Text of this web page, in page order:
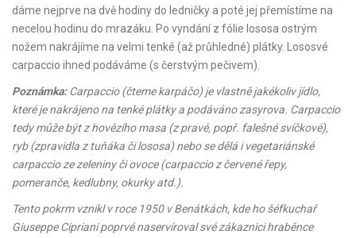
dáme nejprve na dvě hodiny do ledničky a poté jej přemístíme na
necelou hodinu do mrazáku. Po vyndání z fólie lososa ostrým
nožem nakrájíme na velmi tenké (až průhledné) plátky. Lososvé
carpaccio ihned podáváme (s čerstvým pečivem).
Poznámka:Carpaccio (čteme karpáčo) je vlastně jakékoliv jídlo,
které je nakrájeno na tenké plátky a podáváno zasyrova. Carpaccio
tedy může být z hovězího masa (z pravé, popř. falešné svíčkové),
ryb (zpravidla z tuňáka či lososa) nebo se dělá i vegetariánské
carpaccio ze zeleniny či ovoce (carpaccio z červené řepy,
pomeranče, kedlubny, okurky atd.).
Tento pokrm vznikl v roce 1950 v Benátkách, kde ho šéfkuchař
Giuseppe Cipriani poprvé naservíroval své zákaznici hraběnce